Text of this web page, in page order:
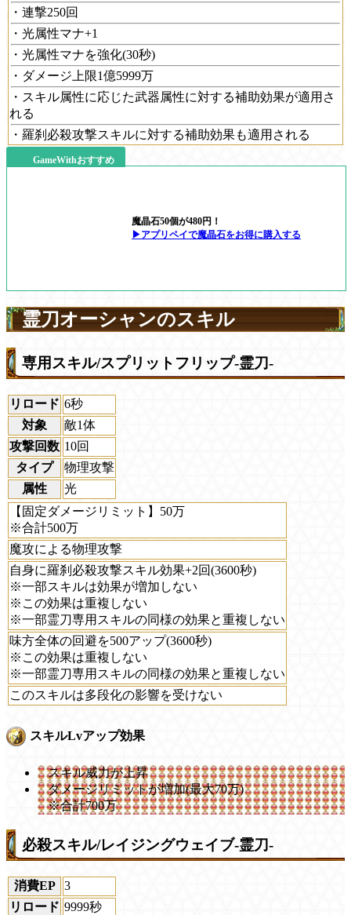
・連撃250回
・光属性マナ+1
・光属性マナを強化(30秒)
・ダメージ上限1億5999万
・スキル属性に応じた武器属性に対する補助効果が適用さ
れる
・羅刹必殺攻撃スキルに対する補助効果も適用される
GameWithおすすめ
魔晶石50個が480円！
▶アプリペイで魔晶石をお得に購入する
霊刀オーシャンのスキル
専用スキル/スプリットフリップ-霊刀-
リロード 6秒
対象
敵1体
攻撃回数 10回
タイプ
物理攻撃
属性
光
【固定ダメージリミット】50万
※合計500万
魔攻による物理攻撃
自身に羅刹必殺攻撃スキル効果+2回(3600秒)
※一部スキルは効果が増加しない
※この効果は重複しない
※一部霊刀専用スキルの同様の効果と重複しない
味方全体の回避を500アップ(3600秒)
※この効果は重複しない
※一部霊刀専用スキルの同様の効果と重複しない
このスキルは多段化の影響を受けない
スキルLvアップ効果
スキル威力が上昇
ダメージリミットが増加(最大70万)
※合計700万
必殺スキル/レイジングウェイブ-霊刀-
消費EP
3
リロード 9999秒